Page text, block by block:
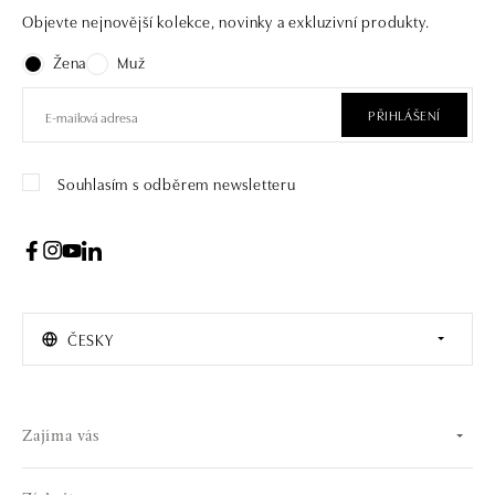
Objevte nejnovější kolekce, novinky a exkluzivní produkty.
Žena
Muž
PŘIHLÁŠENÍ
Souhlasím s odběrem newsletteru
ČESKY
Zajíma vás